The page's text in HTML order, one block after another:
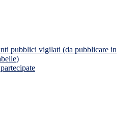
pubblici vigilati (da pubblicare in